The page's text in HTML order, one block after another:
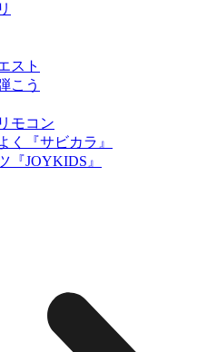
スト
こう
モコン
く『サビカラ』
『JOYKIDS』